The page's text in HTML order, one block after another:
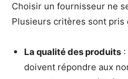
Choisir un fournisseur ne
Plusieurs critères sont pris
La qualité des produits
doivent répondre aux